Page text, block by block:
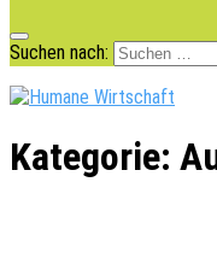
Suchen nach:
Kategorie: